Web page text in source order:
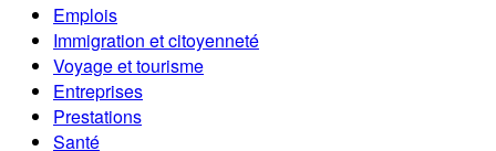
Emplois
Immigration et citoyenneté
Voyage et tourisme
Entreprises
Prestations
Santé